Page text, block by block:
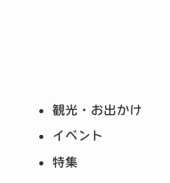
観光・お出かけ
イベント
特集